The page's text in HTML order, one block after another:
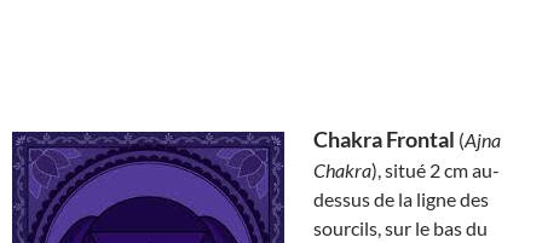
Chakra Frontal (Ajna
Chakra), situé 2 cm au-
dessus de la ligne des
sourcils, sur le bas du